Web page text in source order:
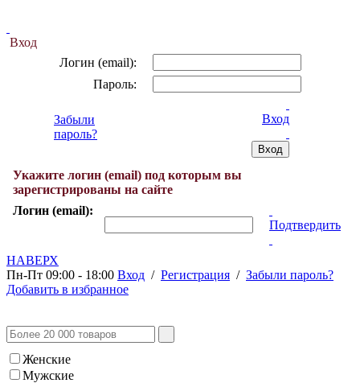
Вход
Логин (email):
Пароль:
Забыли
пароль?
Вход
Укажите логин (email) под которым вы
зарегистрированы на сайте
Логин (email):
Подтвердить
НАВЕРХ
Пн-Пт 09:00 - 18:00 Вход / Регистрация / Забыли пароль?
Добавить в избранное
Женские
Мужские